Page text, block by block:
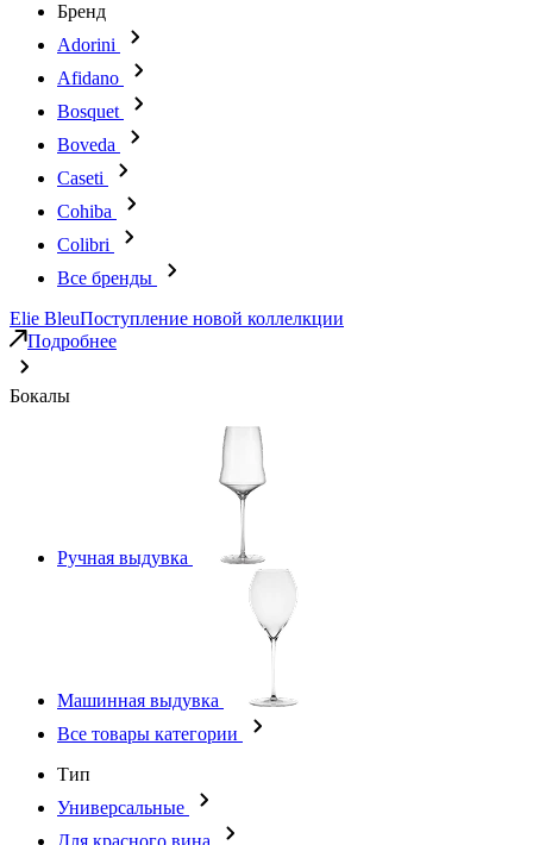
Бренд
Adorini
Afidano
Bosquet
Boveda
Caseti
Cohiba
Colibri
Все бренды
Elie BleuПоступление новой коллелкции
Подробнее
Бокалы
Ручная выдувка
Машинная выдувка
Все товары категории
Тип
Универсальные
Для красного вина